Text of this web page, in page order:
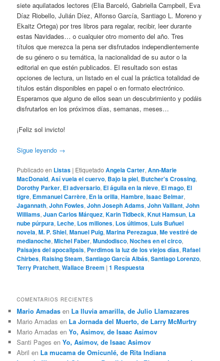
siete aquilatados lectores (Elia Barceló, Gabriella Campbell, Eva
Díaz Riobello, Julián Díez, Alfonso García, Santiago L. Moreno y
Ekaitz Ortega) por tres libros para regalar, recibir, leer durante
estas Navidades… o cualquier otro momento del año. Tres
títulos que merezca la pena ser disfrutados independientemente
de su género o su temática, la nacionalidad de su autor o la
editorial en que estén publicados. El resultado son estas
opciones de lectura, un listado en el cual la práctica totalidad de
títulos están disponibles en papel o en formato electrónico.
Esperamos que alguno de ellos sean un descubrimiento y podáis
disfrutarlos en los próximos días, semanas, meses…
¡Feliz sol invicto!
Sigue leyendo →
Publicado en Listas | Etiquetado Angela Carter,Ann-Marie
MacDonald,Así vuela el cuervo, Bajo la piel, Butcher's Crossing,
Dorothy Parker, El adversario, El águila en la nieve, El mago, El
tigre, Emmanuel Carrère, En la orilla,Hambre,Isaac Belmar,
Jagannath,John Fowles,John Joseph Adams,John Vaillant,John
Williams,Juan Carlos Márquez,Karin Tidbeck,Knut Hamsun, La
nube púrpura, Leche, Los millones, Los últimos, Luis Buñuel
novela,M. P. Shiel,Manuel Puig,Marina Perezagua,Me vestiré de
medianoche,Michel Faber,Mundodisco,Noches en el circo,
Paisajes del apocalipsis, Perdimos la luz de los viejos días, Rafael
Chirbes, Raising Steam,Santiago García Albás,Santiago Lorenzo,
Terry Pratchett,Wallace Breem |1 Respuesta
COMENTARIOS RECIENTES
Mario Amadas en La lluvia amarilla, de Julio Llamazares
Mario Amadas en La Jornada del Muerto, de Larry McMurtry
Mario Amadas enYo, Asimov, de Isaac Asimov
Santi Pages enYo, Asimov, de Isaac Asimov
Abril en La mucama de Omicunlé, de Rita Indiana